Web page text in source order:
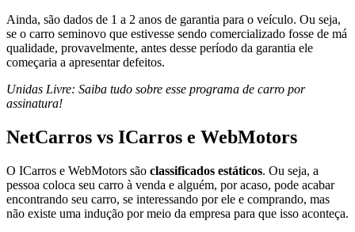
Ainda, são dados de 1 a 2 anos de garantia para o veículo. Ou seja,
se o carro seminovo que estivesse sendo comercializado fosse de má
qualidade, provavelmente, antes desse período da garantia ele
começaria a apresentar defeitos.
Unidas Livre: Saiba tudo sobre esse programa de carro por
assinatura!
NetCarros vs ICarros e WebMotors
O ICarros e WebMotors são classificados estáticos. Ou seja, a
pessoa coloca seu carro à venda e alguém, por acaso, pode acabar
encontrando seu carro, se interessando por ele e comprando, mas
não existe uma indução por meio da empresa para que isso aconteça.